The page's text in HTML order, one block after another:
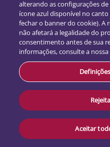
Siga-nos:
Contacto
Proteção de dados
Termos e Condições
alterando as configurações
ícone azul disponível no
fechar o banner do cookie).
não afetará a legalidade do
consentimento antes de sua
informações, consulte a nossa
Aceitar